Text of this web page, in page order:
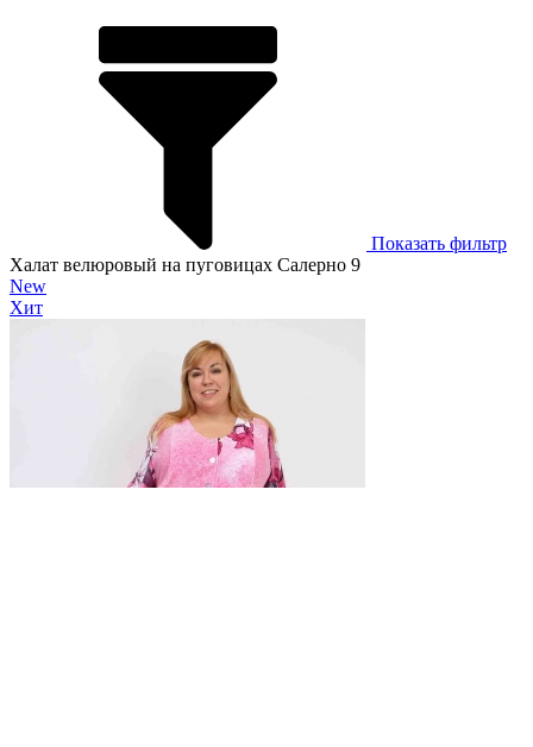
Показать фильтр
Халат велюровый на пуговицах Салерно 9
New
Хит